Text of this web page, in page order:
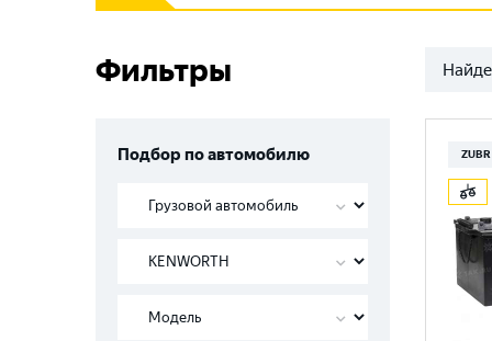
Фильтры
Подбор по автомобилю ZUBR